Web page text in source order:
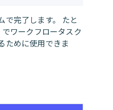
で完了します。 たと
ワークフロータスク
ために使用できま